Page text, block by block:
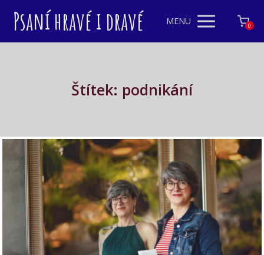
Psaní hravé i dravé MENU 0
Štítek: podnikání